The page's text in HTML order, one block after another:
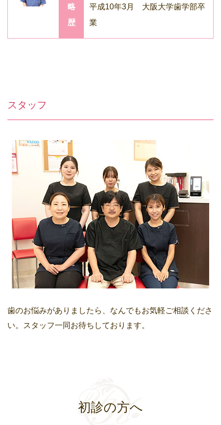
略
歴
平成10年3月 大阪大学歯学部卒
業
スタッフ
歯のお悩みがありましたら、なんでもお気軽ご相談くださ
い。スタッフ一同お待ちしております。
初診の方へ